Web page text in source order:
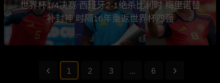
世界杯1/4决赛 西班牙2-1绝杀比利时 梅里诺替
补封神 时隔16年重返世界杯四强
1 2 3 ... 6